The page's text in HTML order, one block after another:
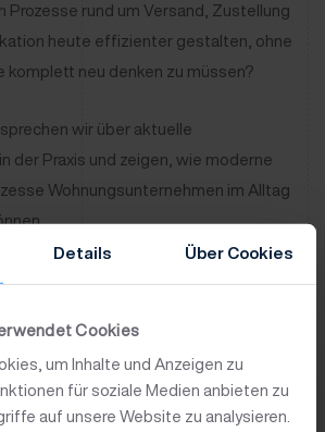
Details Über Cookies
Cookies
um Inhalte und Anzeigen zu
für soziale Medien anbieten zu
auf unsere Website zu analysieren.
Prozesse rund um Versand, Zustellung
heute effizienter gestalten, ohne
komplett neu denken zu müssen?
sprechen wir über aktuelle
der Praxis und zeigen, wie moderne
Wohnungsunternehmen im Alltag
Teilnahme!